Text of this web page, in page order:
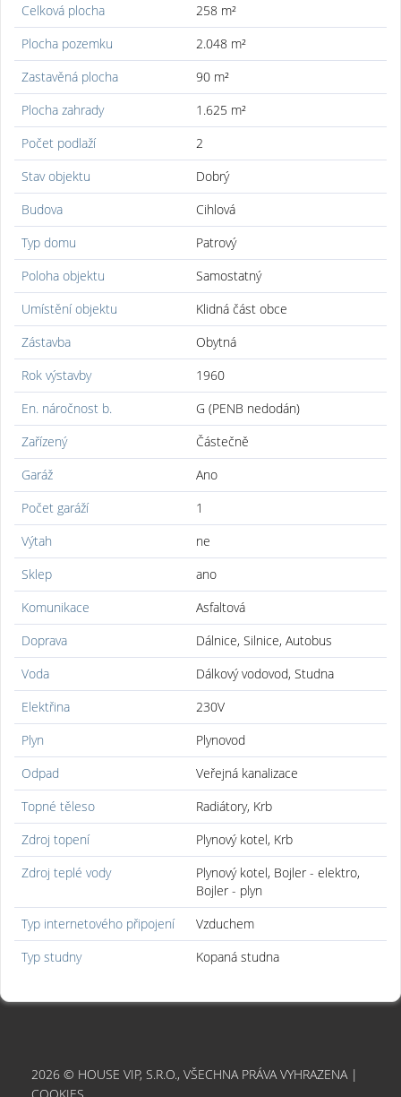
Celková plocha
258 m²
Plocha pozemku
2.048 m²
Zastavěná plocha
90 m²
Plocha zahrady
1.625 m²
Počet podlaží
2
Stav objektu
Dobrý
Budova
Cihlová
Typ domu
Patrový
Poloha objektu
Samostatný
Umístění objektu
Klidná část obce
Zástavba
Obytná
Rok výstavby
1960
En. náročnost b.
G (PENB nedodán)
Zařízený
Částečně
Garáž
Ano
Počet garáží
1
Výtah
ne
Sklep
ano
Komunikace
Asfaltová
Doprava
Dálnice, Silnice, Autobus
Voda
Dálkový vodovod, Studna
Elektřina
230V
Plyn
Plynovod
Odpad
Veřejná kanalizace
Topné těleso
Radiátory, Krb
Zdroj topení
Plynový kotel, Krb
Zdroj teplé vody
Plynový kotel, Bojler - elektro,
Bojler - plyn
Typ internetového připojení
Vzduchem
Typ studny
Kopaná studna
2026 © HOUSE VIP, S.R.O., VŠECHNA PRÁVA VYHRAZENA |
COOKIES